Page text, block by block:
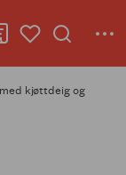
kjøttdeig og